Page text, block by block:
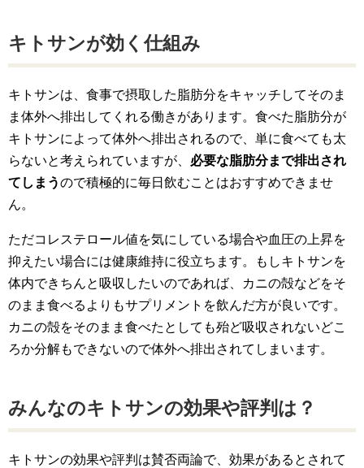
キトサンが効く仕組み
キトサンは、食事で摂取した脂肪分をキャッチしてそのま
ま体外へ排出してくれる働きがあります。食べた脂肪分が
キトサンによって体外へ排出されるので、単に食べても太
らないと考えられていますが、 必要な脂肪分まで排出され
てしまうので積極的に毎日飲むことはおすすめできませ
ん。
ただコレステロール値を気にしている場合や血圧の上昇を
抑えたい場合には健康維持に役立ちます。もしキトサンを
体内できちんと吸収したいのであれば、カニの殻などをそ
のまま食べるよりもサプリメントを飲んだ方が良いです。
カニの殻をそのまま食べたとしても殆ど吸収されないどこ
ろか分解もできないので体外へ排出されてしまいます。
みんなのキトサンの効果や評判は？
キトサンの効果や評判は賛否両論で、効果があるとされて